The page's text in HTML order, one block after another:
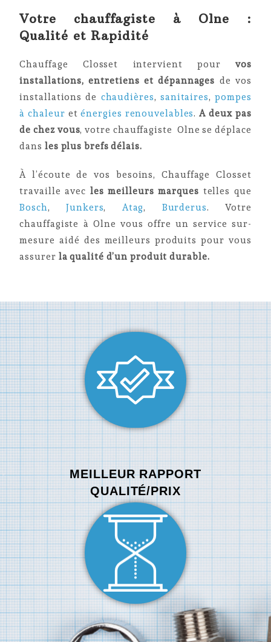
Votre chauffagiste à Olne :
Qualité et Rapidité
Chauffage Closset intervient pour vos
installations, entretiens et dépannages de vos
installations de chaudières, sanitaires,pompes
à chaleur eténergies renouvelables.A deux pas
de chez vous, votre chauffagiste Olne se déplace
dans les plus brefs délais.
À l’écoute de vos besoins, Chauffage Closset
travaille avec les meilleurs marques telles que
Bosch,Junkers, Atag, Burderus. Votre
chauffagiste à Olne vous offre un service sur-
mesure aidé des meilleurs produits pour vous
assurer la qualité d’un produit durable.
MEILLEUR RAPPORT
QUALITÉ/PRIX